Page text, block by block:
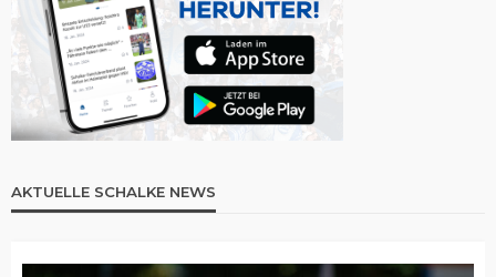
AKTUELLE SCHALKE NEWS